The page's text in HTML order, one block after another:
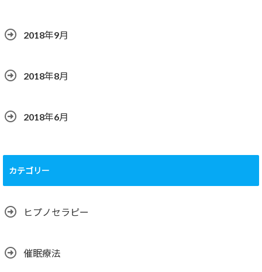
2018年9月
2018年8月
2018年6月
カテゴリー
ヒプノセラピー
催眠療法